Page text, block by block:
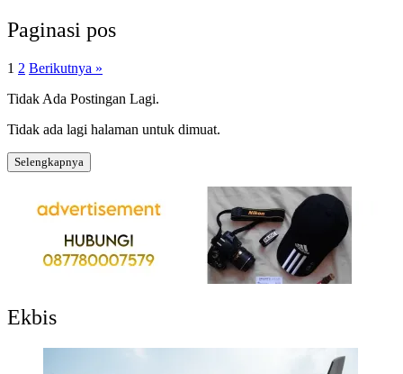
Paginasi pos
1 2 Berikutnya »
Tidak Ada Postingan Lagi.
Tidak ada lagi halaman untuk dimuat.
Selengkapnya
Ekbis